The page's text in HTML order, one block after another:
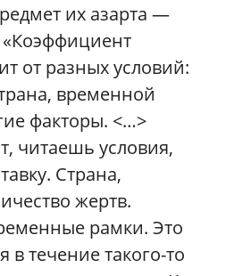
их азарта —
«Коэффициент
от разных условий:
временной
факторы. <…>
читаешь условия,
Страна,
жертв.
рамки. Это
в течение такого-то